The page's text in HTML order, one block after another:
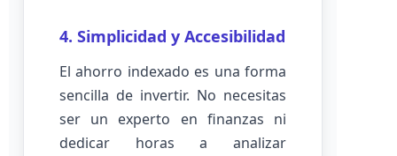
4. Simplicidad y Accesibilidad
El ahorro indexado es una forma
sencilla de invertir. No necesitas
ser un experto en finanzas ni
dedicar horas a analizar